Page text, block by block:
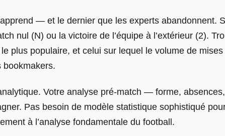
— et le dernier que les experts abandonnent.
nul (N) ou la victoire de l’équipe à l’extérieur (2).
plus populaire, et celui sur lequel le volume de
bookmakers.
Votre analyse pré-match — forme,
Pas besoin de modèle statistique sophistiqué
à l’analyse fondamentale du football.